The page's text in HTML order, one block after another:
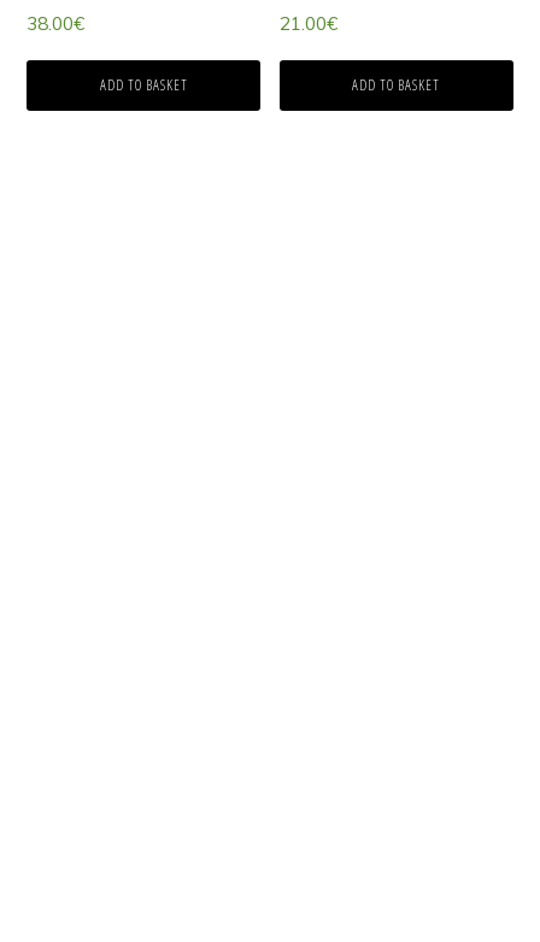
Rated
5.00
38.00€
ADD TO BASKET
Rated
5.00
21.00€
ADD TO BASKET